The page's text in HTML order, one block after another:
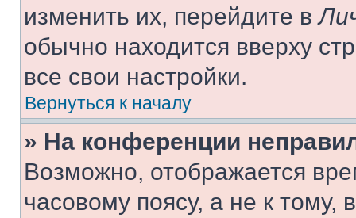
изменить их, перейдите в
обычно находится вверху
все свои настройки.
Вернуться к началу
» На конференции
Возможно, отображается
часовому поясу, а не к тому,